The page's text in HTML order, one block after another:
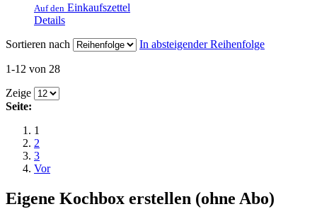
Auf den Einkaufszettel
Details
Sortieren nach
In absteigender Reihenfolge
1-12 von 28
Zeige
Seite:
1
2
3
Vor
Eigene Kochbox erstellen (ohne Abo)